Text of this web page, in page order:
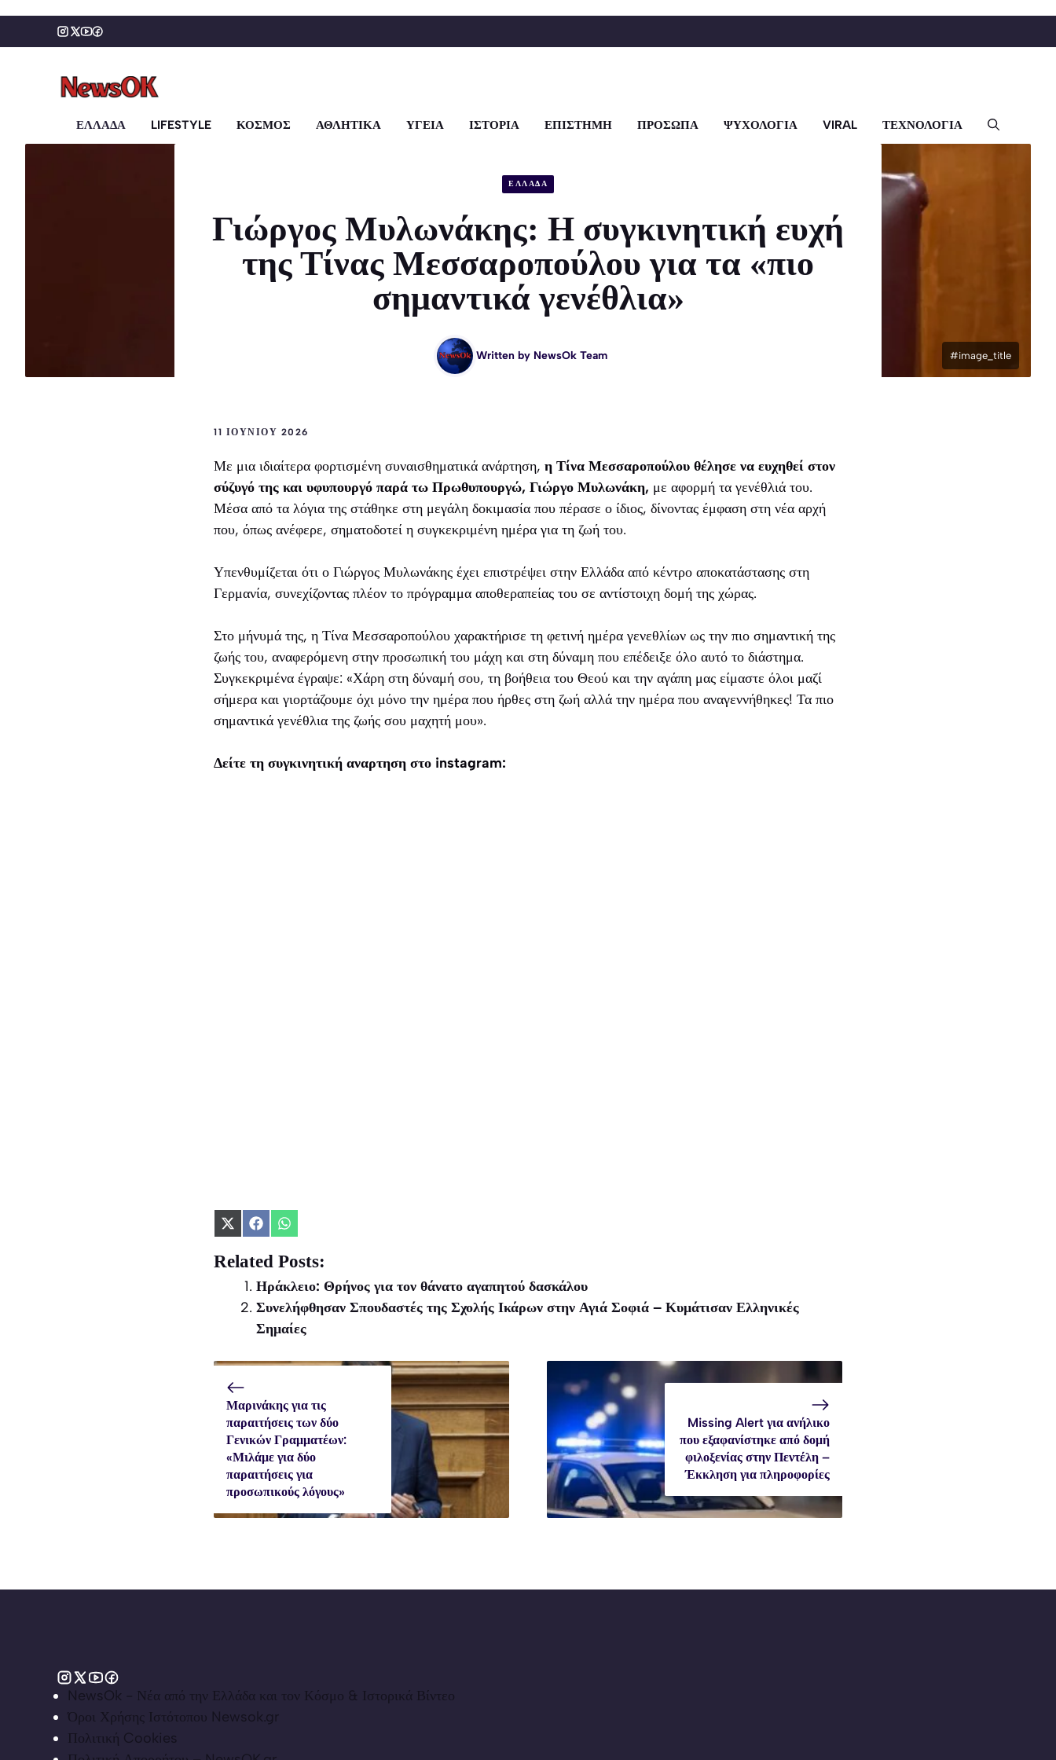
περιεχόμενο
ΕΛΛΑΔΑ LIFESTYLE ΚΟΣΜΟΣ ΑΘΛΗΤΙΚΑ ΥΓΕΙΑ ΙΣΤΟΡΙΑ ΕΠΙΣΤΗΜΗ ΠΡΟΣΩΠΑ ΨΥΧΟΛΟΓΙΑ VIRAL ΤΕΧΝΟΛΟΓΙΑ
#image_title
ΕΛΛΑΔΑ
Γιώργος Μυλωνάκης: Η συγκινητική ευχή
της Τίνας Μεσσαροπούλου για τα «πιο
σημαντικά γενέθλια»
Written by NewsOk Team
11 ΙΟΥΝΊΟΥ 2026
Με μια ιδιαίτερα φορτισμένη συναισθηματικά ανάρτηση, η Τίνα Μεσσαροπούλου θέλησε να ευχηθεί στον
σύζυγό της και υφυπουργό παρά τω Πρωθυπουργώ, Γιώργο Μυλωνάκη, με αφορμή τα γενέθλιά του.
Μέσα από τα λόγια της στάθηκε στη μεγάλη δοκιμασία που πέρασε ο ίδιος, δίνοντας έμφαση στη νέα αρχή
που, όπως ανέφερε, σηματοδοτεί η συγκεκριμένη ημέρα για τη ζωή του.
Υπενθυμίζεται ότι ο Γιώργος Μυλωνάκης έχει επιστρέψει στην Ελλάδα από κέντρο αποκατάστασης στη
Γερμανία, συνεχίζοντας πλέον το πρόγραμμα αποθεραπείας του σε αντίστοιχη δομή της χώρας.
Στο μήνυμά της, η Τίνα Μεσσαροπούλου χαρακτήρισε τη φετινή ημέρα γενεθλίων ως την πιο σημαντική της
ζωής του, αναφερόμενη στην προσωπική του μάχη και στη δύναμη που επέδειξε όλο αυτό το διάστημα.
Συγκεκριμένα έγραψε: «Χάρη στη δύναμή σου, τη βοήθεια του Θεού και την αγάπη μας είμαστε όλοι μαζί
σήμερα και γιορτάζουμε όχι μόνο την ημέρα που ήρθες στη ζωή αλλά την ημέρα που αναγεννήθηκες! Τα πιο
σημαντικά γενέθλια της ζωής σου μαχητή μου».
Δείτε τη συγκινητική αναρτηση στο instagram:
Share
X
(Twitter)
Share
Facebook
Share
WhatsApp
Related Posts:
Ηράκλειο: Θρήνος για τον θάνατο αγαπητού δασκάλου
Συνελήφθησαν Σπουδαστές της Σχολής Ικάρων στην Αγιά Σοφιά – Κυμάτισαν Ελληνικές
Σημαίες
Μαρινάκης για τις
παραιτήσεις των δύο
Γενικών Γραμματέων:
«Μιλάμε για δύο
παραιτήσεις για
προσωπικούς λόγους»
Missing Alert για ανήλικο
που εξαφανίστηκε από δομή
φιλοξενίας στην Πεντέλη –
Έκκληση για πληροφορίες
NewsOk - Νέα από την Ελλάδα και τον Κόσμο & Ιστορικά Βίντεο
Όροι Χρήσης Ιστότοπου Newsok.gr
Πολιτική Cookies